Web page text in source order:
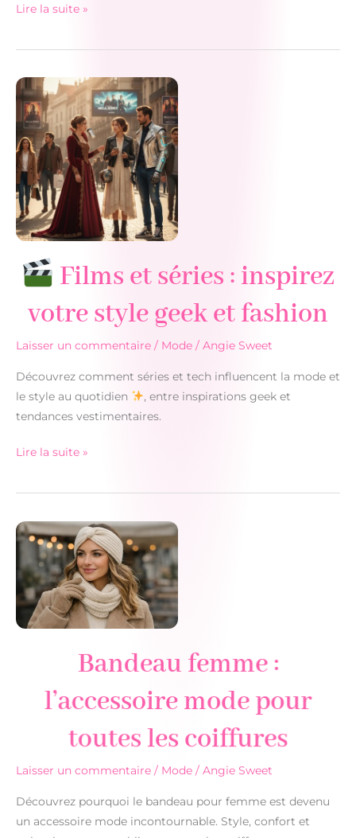
Garde-
capsule
10
pièces
indispensables
Lire la suite »
Films et séries : inspirez
votre style geek et fashion
Laisser un commentaire / Mode / Angie Sweet
Découvrez comment séries et tech influencent la mode et
le style au quotidien
, entre inspirations geek et
tendances vestimentaires.
et
:
inspirez
votre
style
geek
et
Lire la suite »
Bandeau femme :
l’accessoire mode pour
toutes les coiffures
Laisser un commentaire / Mode / Angie Sweet
Découvrez pourquoi le bandeau pour femme est devenu
un accessoire mode incontournable. Style, confort et